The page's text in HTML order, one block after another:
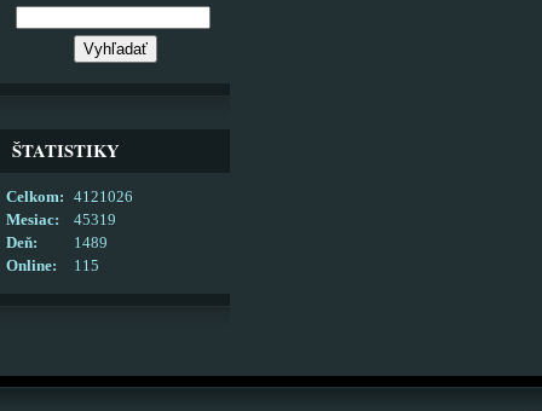
ŠTATISTIKY
Online: 115
Celkom:
4121026
Mesiac:
45319
Deň:
1489